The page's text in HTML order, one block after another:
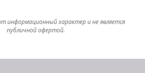
информационный характер и не является
публичной офертой.